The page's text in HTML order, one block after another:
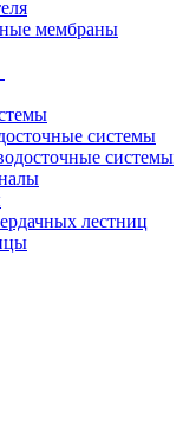
мембраны
системы
системы
лестниц